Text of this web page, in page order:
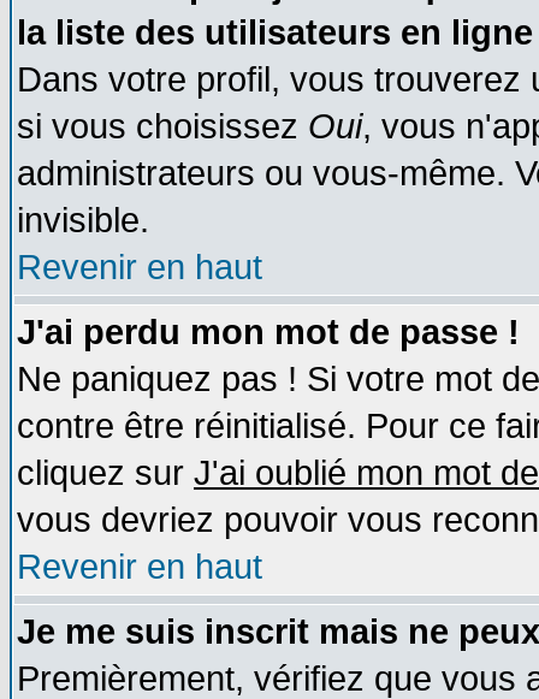
la liste des utilisateurs en
Dans votre profil, vous trouverez
si vous choisissez Oui, vous
administrateurs ou vous-même.
invisible.
Revenir en haut
J'ai perdu mon mot de passe !
Ne paniquez pas ! Si votre mot
contre être réinitialisé. Pour ce
cliquez sur J'ai oublié mon mot
vous devriez pouvoir vous
Revenir en haut
Je me suis inscrit mais ne
Premièrement, vérifiez que vous